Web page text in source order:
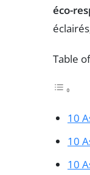
éco-
Table
10
10
10